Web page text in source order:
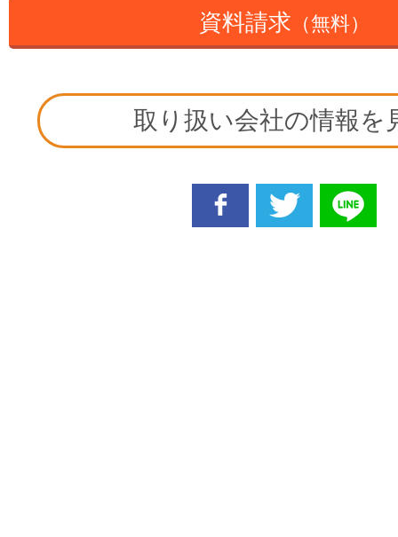
資料請求 （無料）
取り扱い会社の情報を